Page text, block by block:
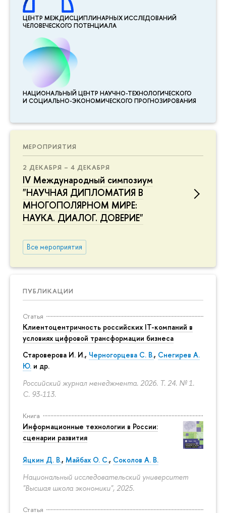
ЦЕНТР МЕЖДИСЦИПЛИНАР­НЫХ ИССЛЕДОВАНИЙ
ЧЕЛОВЕЧЕСКОГО ПОТЕНЦИАЛА
НАЦИОНАЛЬНЫЙ ЦЕНТР НАУЧНО-ТЕХНОЛОГИЧЕСКОГО
И СОЦИАЛЬНО-ЭКОНОМИЧЕСКОГО ПРОГНОЗИРОВАНИЯ
МЕРОПРИЯТИЯ
2 ДЕКАБРЯ – 4 ДЕКАБРЯ
IV Международный симпозиум
"НАУЧНАЯ ДИПЛОМАТИЯ В
МНОГОПОЛЯРНОМ МИРЕ:
НАУКА. ДИАЛОГ. ДОВЕРИЕ"
Все мероприятия
ПУБЛИКАЦИИ
Статья
Клиентоцентричность российских IT-компаний в
условиях цифровой трансформации бизнеса
Староверова И. И., Черногорцева С. В., Снегирев А.
Ю. и др.
Российский журнал менеджмента. 2026. Т. 24. № 1.
С. 93-113.
Книга
Информационные технологии в России:
сценарии развития
Яцкин Д. В., Майбах О. С., Соколов А. В.
Национальный исследовательский университет
"Высшая школа экономики", 2025.
Статья